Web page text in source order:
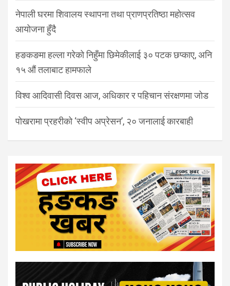
नेपाली घरमा शिवालय स्थापना तथा प्राणप्रतिष्ठा महोत्सव
आयोजना हुँदै
हङकङमा हल्ला गरेको निहुँमा छिमेकीलाई ३० पटक छप्काए, अनि
१५ औं तलाबाट हामफाले
विश्व आदिवासी दिवस आज, अधिकार र पहिचान संरक्षणमा जोड
पोखरामा प्रहरीको ‘स्वीप अप्रेसन’, २० जनालाई कारबाही